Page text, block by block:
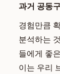
과거 공동
경험만큼
분석하는
들에게 좋
이는 우리